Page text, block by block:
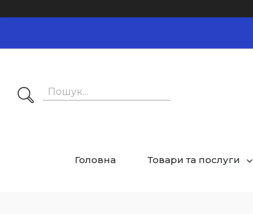
Головна Товари та послуги